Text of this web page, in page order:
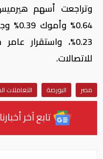
0.23%، واستقرار
للاتصالات.
مصر البورصة التعاملات
تابع آخر